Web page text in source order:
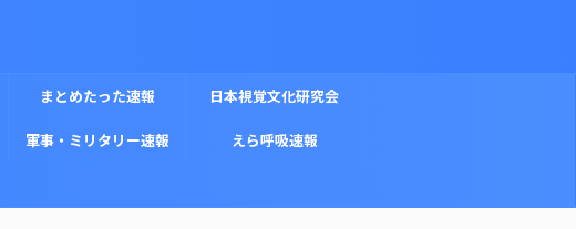
まとめたった速報 日本視覚文化研究会
軍事・ミリタリー速報 えら呼吸速報